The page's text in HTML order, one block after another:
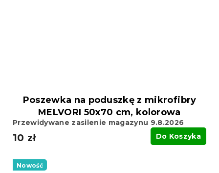
Poszewka na poduszkę z mikrofibry
MELVORI 50x70 cm, kolorowa
Przewidywane zasilenie magazynu 9.8.2026
10 zł Do Koszyka
Nowość